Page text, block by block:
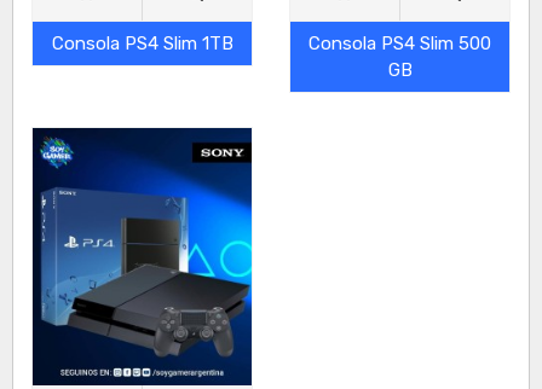
Consola PS4 Slim 1TB
Consola PS4 Slim 500
GB